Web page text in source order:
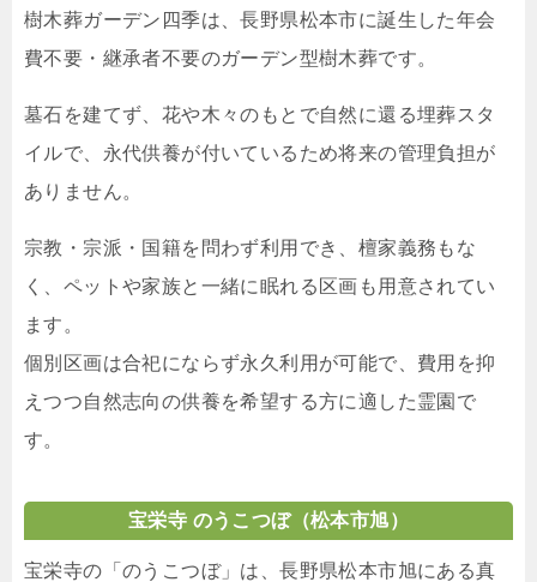
樹木葬ガーデン四季は、長野県松本市に誕生した年会
費不要・継承者不要のガーデン型樹木葬です。
墓石を建てず、花や木々のもとで自然に還る埋葬スタ
イルで、永代供養が付いているため将来の管理負担が
ありません。
宗教・宗派・国籍を問わず利用でき、檀家義務もな
く、ペットや家族と一緒に眠れる区画も用意されてい
ます。
個別区画は合祀にならず永久利用が可能で、費用を抑
えつつ自然志向の供養を希望する方に適した霊園で
す。
宝栄寺 のうこつぼ（松本市旭）
宝栄寺の「のうこつぼ」は、長野県松本市旭にある真